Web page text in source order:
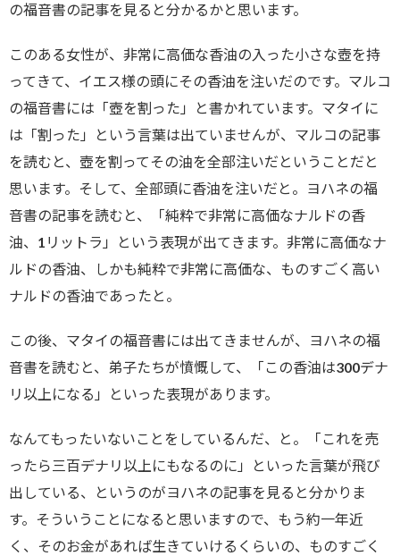
の福音書の記事を見ると分かるかと思います。
このある女性が、非常に高価な香油の入った小さな壺を持
ってきて、イエス様の頭にその香油を注いだのです。マルコ
の福音書には「壺を割った」と書かれています。マタイに
は「割った」という言葉は出ていませんが、マルコの記事
を読むと、壺を割ってその油を全部注いだということだと
思います。そして、全部頭に香油を注いだと。ヨハネの福
音書の記事を読むと、「純粋で非常に高価なナルドの香
油、1リットラ」という表現が出てきます。非常に高価なナ
ルドの香油、しかも純粋で非常に高価な、ものすごく高い
ナルドの香油であったと。
この後、マタイの福音書には出てきませんが、ヨハネの福
音書を読むと、弟子たちが憤慨して、「この香油は300デナ
リ以上になる」といった表現があります。
なんてもったいないことをしているんだ、と。「これを売
ったら三百デナリ以上にもなるのに」といった言葉が飛び
出している、というのがヨハネの記事を見ると分かりま
す。そういうことになると思いますので、もう約一年近
く、そのお金があれば生きていけるくらいの、ものすごく